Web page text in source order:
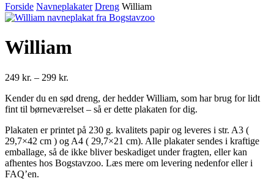
Forside Navneplakater Dreng William
William
249 kr. – 299 kr.
til
299 kr.
Kender du en sød dreng, der hedder William, som har brug for lidt
fint til børneværelset – så er dette plakaten for dig.
Plakaten er printet på 230 g. kvalitets papir og leveres i str. A3 (
29,7×42 cm ) og A4 ( 29,7×21 cm). Alle plakater sendes i kraftige
emballage, så de ikke bliver beskadiget under fragten, eller kan
afhentes hos Bogstavzoo. Læs mere om levering nedenfor eller i
FAQ’en.